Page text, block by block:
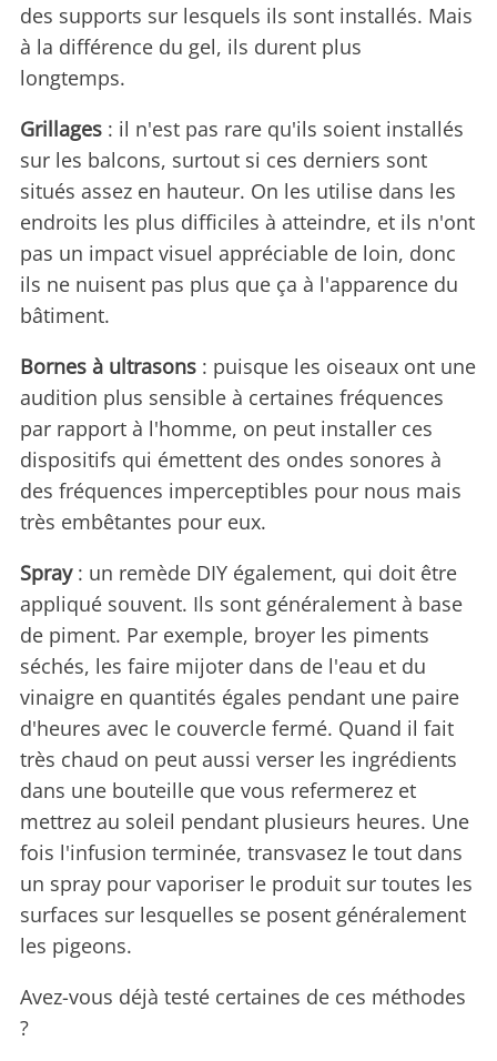
des supports sur lesquels ils sont installés. Mais
à la différence du gel, ils durent plus
longtemps.
Grillages : il n'est pas rare qu'ils soient installés
sur les balcons, surtout si ces derniers sont
situés assez en hauteur. On les utilise dans les
endroits les plus difficiles à atteindre, et ils n'ont
pas un impact visuel appréciable de loin, donc
ils ne nuisent pas plus que ça à l'apparence du
bâtiment.
Bornes à ultrasons : puisque les oiseaux ont une
audition plus sensible à certaines fréquences
par rapport à l'homme, on peut installer ces
dispositifs qui émettent des ondes sonores à
des fréquences imperceptibles pour nous mais
très embêtantes pour eux.
Spray: un remède DIY également, qui doit être
appliqué souvent. Ils sont généralement à base
de piment. Par exemple, broyer les piments
séchés, les faire mijoter dans de l'eau et du
vinaigre en quantités égales pendant une paire
d'heures avec le couvercle fermé. Quand il fait
très chaud on peut aussi verser les ingrédients
dans une bouteille que vous refermerez et
mettrez au soleil pendant plusieurs heures. Une
fois l'infusion terminée, transvasez le tout dans
un spray pour vaporiser le produit sur toutes les
surfaces sur lesquelles se posent généralement
les pigeons.
Avez-vous déjà testé certaines de ces méthodes
?